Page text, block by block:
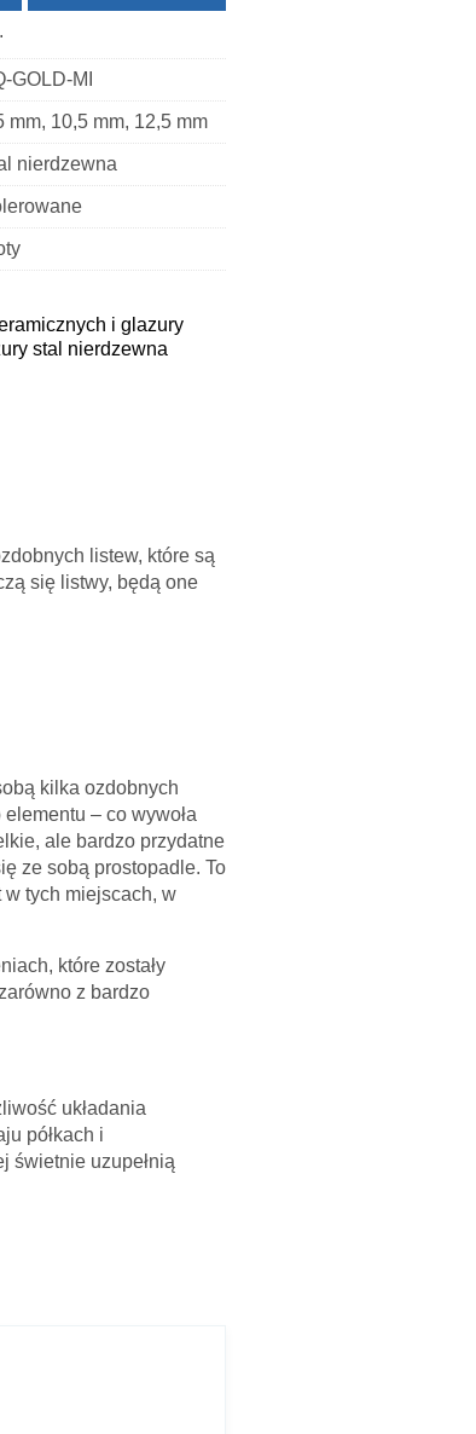
GOLD-MI
mm, 10,5 mm, 12,5 mm
nierdzewna
i glazury
stal nierdzewna
listew, które są
się listwy, będą one
kilka ozdobnych
– co wywoła
ale bardzo przydatne
ze sobą prostopadle. To
tych miejscach, w
które zostały
z bardzo
układania
półkach i
świetnie uzupełnią